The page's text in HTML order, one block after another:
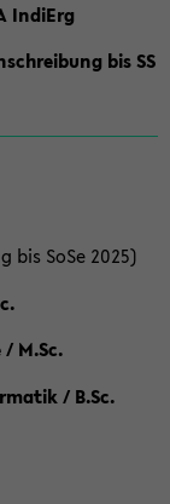
IndiErg
bis SS
bis SoSe 2025)
M.Sc.
/ B.Sc.